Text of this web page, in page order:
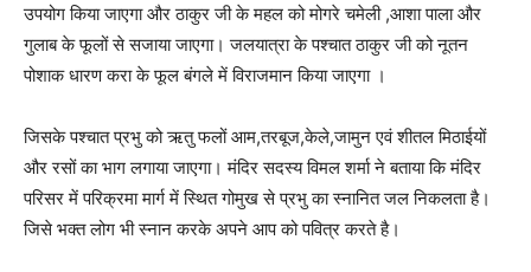
उपयोग किया जाएगा और ठाकुर जी के महल को मोगरे चमेली ,आशा पाला और
गुलाब के फूलों से सजाया जाएगा। जलयात्रा के पश्चात ठाकुर जी को नूतन
पोशाक धारण करा के फूल बंगले में विराजमान किया जाएगा ।
जिसके पश्चात प्रभु को ऋतु फलों आम,तरबूज,केले,जामुन एवं शीतल मिठाईयों
और रसों का भाग लगाया जाएगा। मंदिर सदस्य विमल शर्मा ने बताया कि मंदिर
परिसर में परिक्रमा मार्ग में स्थित गोमुख से प्रभु का स्नानित जल निकलता है।
जिसे भक्त लोग भी स्नान करके अपने आप को पवित्र करते है।